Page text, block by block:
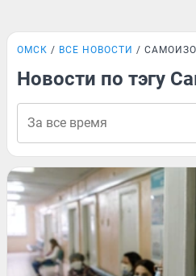
ОМСК ВСЕ НОВОСТИ
Новости по тэгу